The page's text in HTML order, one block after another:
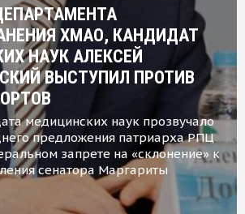
ХМАО, КАНДИДАТ
НАУК АЛЕКСЕЙ
ВЫСТУПИЛ ПРОТИВ
медицинских наук прозвучало
предложения патриарха РПЦ
запрете на «склонение» к
сенатора Маргариты